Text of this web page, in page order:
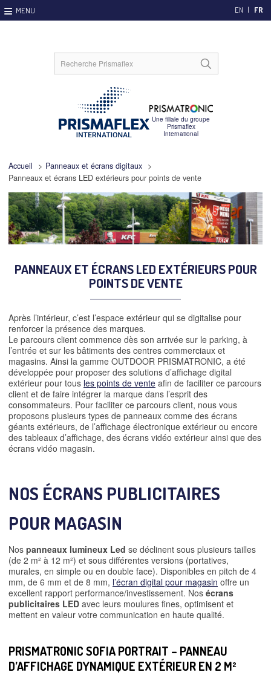
EN FR
Accueil > Panneaux et écrans digitaux >
Panneaux et écrans LED extérieurs pour points de vente
PANNEAUX ET ÉCRANS LED EXTÉRIEURS POUR
POINTS DE VENTE
Après l’intérieur, c’est l’espace extérieur qui se digitalise pour
renforcer la présence des marques.
Le parcours client commence dès son arrivée sur le parking, à
l’entrée et sur les bâtiments des centres commerciaux et
magasins. Ainsi la gamme OUTDOOR PRISMATRONIC, a été
développée pour proposer des solutions d’affichage digital
extérieur pour tous les points de vente afin de faciliter ce parcours
client et de faire intégrer la marque dans l’esprit des
consommateurs. Pour faciliter ce parcours client, nous vous
proposons plusieurs types de panneaux comme des écrans
géants extérieurs, de l’affichage électronique extérieur ou encore
des tableaux d’affichage, des écrans vidéo extérieur ainsi que des
écrans vidéo magasin.
NOS ÉCRANS PUBLICITAIRES
POUR MAGASIN
Nos panneaux lumineux Led se déclinent sous plusieurs tailles
(de 2 m² à 12 m²) et sous différentes versions (portatives,
murales, en simple ou en double face). Disponibles en pitch de 4
mm, de 6 mm et de 8 mm, l’écran digital pour magasin offre un
excellent rapport performance/investissement. Nos écrans
publicitaires LED avec leurs moulures fines, optimisent et
mettent en valeur votre communication en haute qualité.
PRISMATRONIC SOFIA PORTRAIT – PANNEAU
D’AFFICHAGE DYNAMIQUE EXTÉRIEUR EN 2 M²